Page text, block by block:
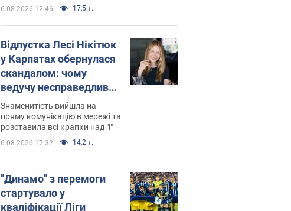
6.08.2026 12:46 17,5 т.
Відпустка Лесі Нікітюк
у Карпатах обернулася
скандалом: чому
ведучу несправедливо
захейтили
Знаменитість вийшла на
пряму комунікацію в мережі та
розставила всі крапки над "і"
6.08.2026 17:32 14,2 т.
"Динамо" з перемоги
стартувало у
кваліфікації Ліги